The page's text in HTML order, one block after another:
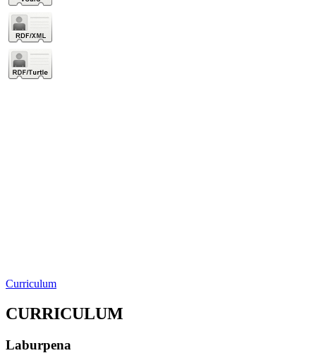
Curriculum
CURRICULUM
Laburpena